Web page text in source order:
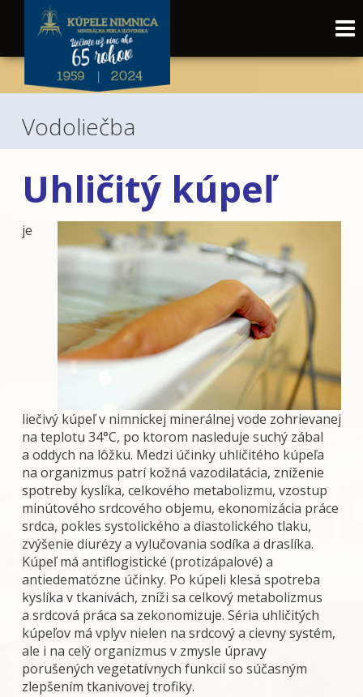
Vodoliečba
Uhličitý kúpeľ
je
liečivý kúpeľ v nimnickej minerálnej vode zohrievanej
na teplotu 34°C, po ktorom nasleduje suchý zábal
a oddych na lôžku. Medzi účinky uhličitého kúpeľa
na organizmus patrí kožná vazodilatácia, zníženie
spotreby kyslíka, celkového metabolizmu, vzostup
minútového srdcového objemu, ekonomizácia práce
srdca, pokles systolického a diastolického tlaku,
zvýšenie diurézy a vylučovania sodíka a draslíka.
Kúpeľ má antiflogistické (protizápalové) a
antiedematózne účinky. Po kúpeli klesá spotreba
kyslíka v tkanivách, zníži sa celkový metabolizmus
a srdcová práca sa zekonomizuje. Séria uhličitých
kúpeľov má vplyv nielen na srdcový a cievny systém,
ale i na celý organizmus v zmysle úpravy
porušených vegetatívnych funkcií so súčasným
zlepšením tkanivovej trofiky.